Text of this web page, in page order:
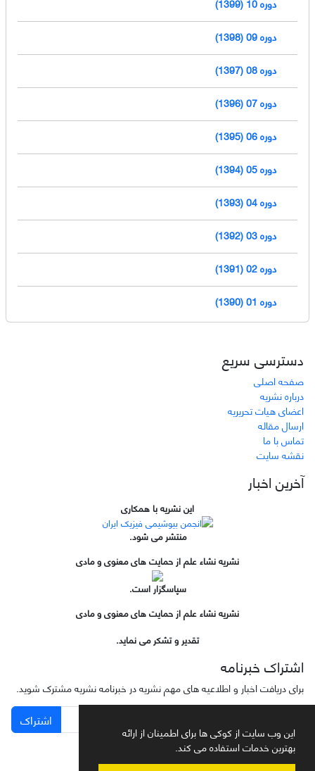
این وب سایت از کوکی ها برای اطمینان از ارائه
بهترین خدمات استفاده می کند.
دوره 09 (1398)
دوره 08 (1397)
دوره 07 (1396)
دوره 06 (1395)
دوره 05 (1394)
دوره 04 (1393)
دوره 03 (1392)
دوره 02 (1391)
دوره 01 (1390)
دسترسی سریع
صفحه اصلی
درباره نشریه
اعضای هیات تحریریه
ارسال مقاله
تماس با ما
نقشه سایت
آخرین اخبار
این نشریه با همکاری
منتشر می شود.
نشریه نشاء علم از حمایت های معنوی و مادی
سپاسگزار است.
نشریه نشاء علم از حمایت های معنوی و مادی
تقدیر و تشکر می نماید.
اشتراک خبرنامه
برای دریافت اخبار و اطلاعیه های مهم نشریه در خبرنامه نشریه مشترک شوید.
اشتراک